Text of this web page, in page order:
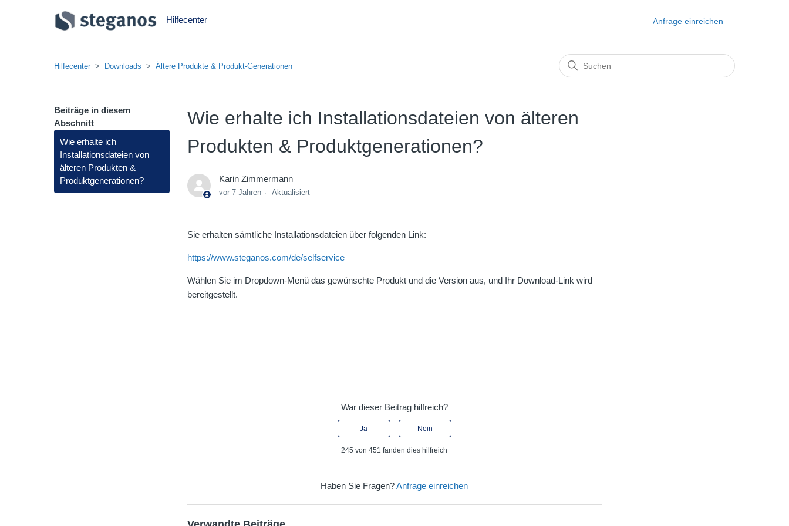
Hilfecenter Anfrage einreichen
Hilfecenter Downloads Ältere Produkte & Produkt-Generationen
Beiträge in diesem
Abschnitt
Wie erhalte ich
Installationsdateien von
älteren Produkten &
Produktgenerationen?
Wie erhalte ich Installationsdateien von älteren
Produkten & Produktgenerationen?
Karin Zimmermann
vor 7 Jahren Aktualisiert
Sie erhalten sämtliche Installationsdateien über folgenden Link:
https://www.steganos.com/de/selfservice
Wählen Sie im Dropdown-Menü das gewünschte Produkt und die Version aus, und Ihr Download-Link wird
bereitgestellt.
War dieser Beitrag hilfreich?
Ja Nein
245 von 451 fanden dies hilfreich
Haben Sie Fragen?Anfrage einreichen